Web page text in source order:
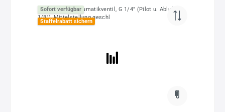
Sofort verfügbar
Staffelrabatt sichern